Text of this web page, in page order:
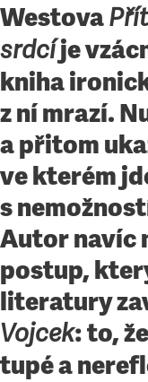
Westova
srdcíje
kniha
z ní mrazí.
a přitom
ve kterém
s
Autor navíc
postup,
literatury
Vojcek: to,
tupé a